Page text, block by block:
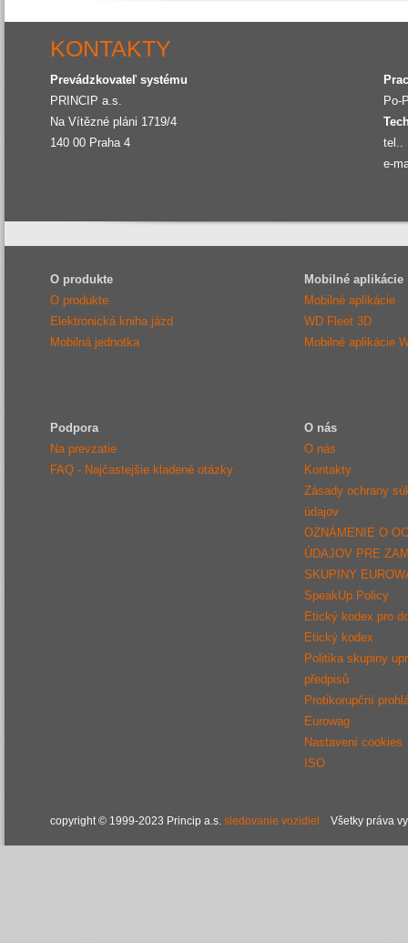
KONTAKTY
Prevádzkovateľ systému
PRINCIP a.s.
Na Vítězné pláni 1719/4
140 00 Praha 4
Po-
tel..
e-
O produkte
O produkte
Elektronická kniha jázd
Mobilná jednotka
Mobilné aplikácie
Mobilné aplikácie
WD Fleet 3D
Mobilné aplikácie
Podpora
Na prevzatie
FAQ - Najčastejšie kladené otázky
O nás
O nás
Kontakty
Zásady ochrany
údajov
OZNÁMENIE O
ÚDAJOV PRE
SKUPINY
SpeakUp Policy
Etický kodex pro
Etický kodex
Politika skupiny
předpisů
Protikorupční
Eurowag
Nastavení cookies
ISO
copyright © 1999-2023 Princip a.s. sledovanie vozidiel Všetky práva